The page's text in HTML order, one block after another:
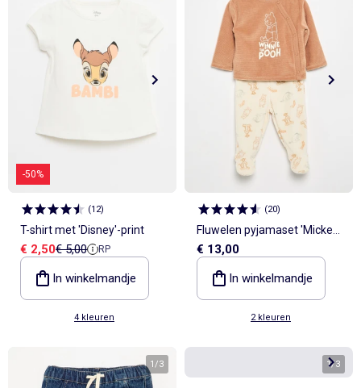
-50%
(12)
T-shirt met 'Disney'-print
Verkoopprijs
€ 2,50Referentieprijs
€ 5,00 RP
In winkelmandje
4 kleuren
(20)
Fluwelen pyjamaset 'Mickey
Mouse' - 2-delig
€ 13,00
In winkelmandje
2 kleuren
1/3 1/3